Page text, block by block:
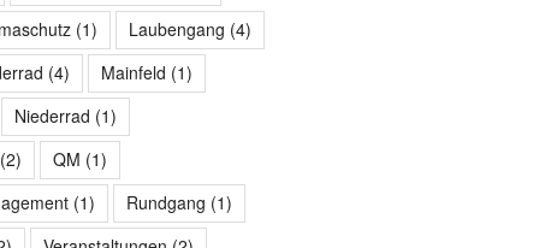
(1) Laubengang (4)
(4) Mainfeld (1)
Niederrad (1)
QM (1)
(1) Rundgang (1)